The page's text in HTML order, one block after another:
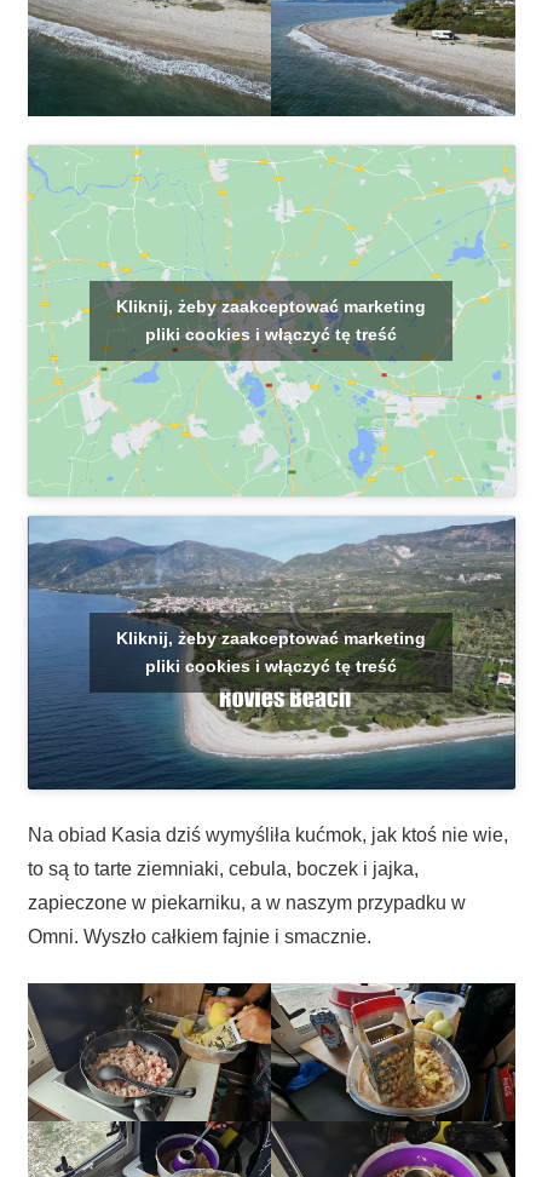
Kliknij, żeby zaakceptować marketing
pliki cookies i włączyć tę treść
Kliknij, żeby zaakceptować marketing
pliki cookies i włączyć tę treść
Na obiad Kasia dziś wymyśliła kućmok, jak ktoś nie wie,
to są to tarte ziemniaki, cebula, boczek i jajka,
zapieczone w piekarniku, a w naszym przypadku w
Omni. Wyszło całkiem fajnie i smacznie.